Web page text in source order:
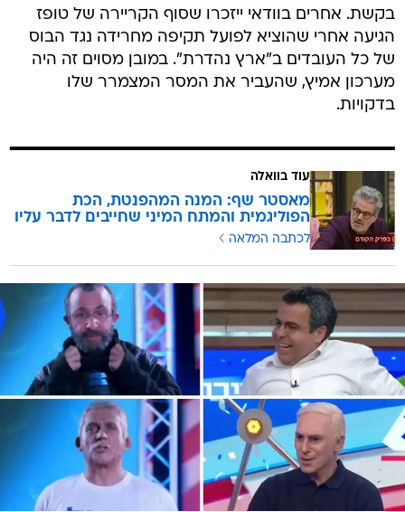
בקשת. אחרים בוודאי ייזכרו שסוף הקריירה של טופז
הגיעה אחרי שהוציא לפועל תקיפה מחרידה נגד הבוס
של כל העובדים ב"ארץ נהדרת". במובן מסוים זה היה
מערכון אמיץ, שהעביר את המסר המצמרר שלו
בדקויות.
עוד בוואלה
מאסטר שף: המנה המהפנטת, הכת
הפוליגמית והמתח המיני שחייבים לדבר עליו
לכתבה המלאה